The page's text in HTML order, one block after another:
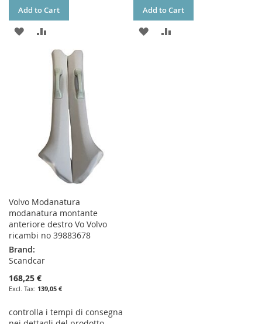
Add to Cart
ADD
TO
COMPARE
Add to Cart
ADD
Volvo Modanatura
modanatura montante
anteriore destro Vo Volvo
ricambi no 39883678
Brand:
Scandcar
168,25 €
139,05 €
controlla i tempi di consegna